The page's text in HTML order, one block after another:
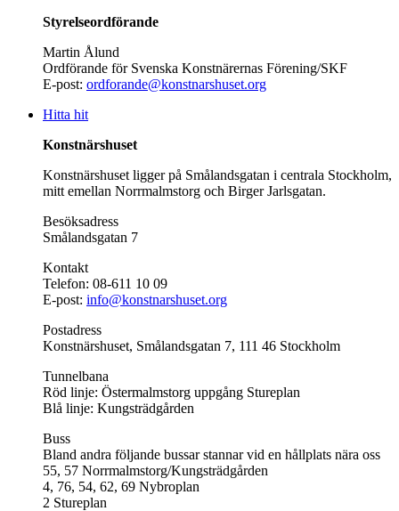
Styrelseordförande
Martin Ålund
Ordförande för Svenska Konstnärernas Förening/SKF
E-post: ordforande@konstnarshuset.org
Hitta hit
Konstnärshuset
Konstnärshuset ligger på Smålandsgatan i centrala Stockholm,
mitt emellan Norrmalmstorg och Birger Jarlsgatan.
Besöksadress
Smålandsgatan 7
Kontakt
Telefon: 08-611 10 09
E-post: info@konstnarshuset.org
Postadress
Konstnärshuset, Smålandsgatan 7, 111 46 Stockholm
Tunnelbana
Röd linje: Östermalmstorg uppgång Stureplan
Blå linje: Kungsträdgården
Buss
Bland andra följande bussar stannar vid en hållplats nära oss
55, 57 Norrmalmstorg/Kungsträdgården
4, 76, 54, 62, 69 Nybroplan
2 Stureplan